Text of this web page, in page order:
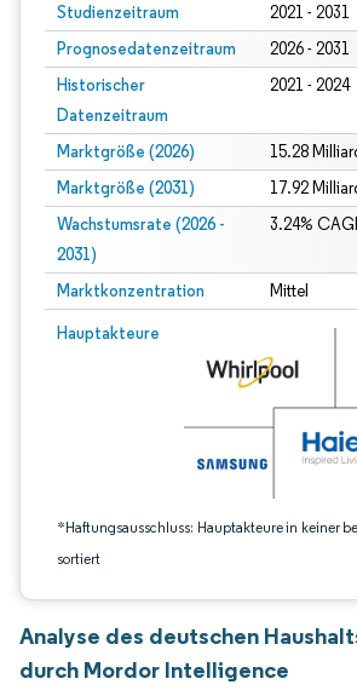
Studienzeitraum 2021 - 2031
Prognosedatenzeitraum 2026 - 2031
Historischer
Datenzeitraum
2021 - 2024
Marktgröße (2026) 15.28
Marktgröße (2031) 17.92
Wachstumsrate (2026 -
2031)
3.24%
Marktkonzentration Mittel
Hauptakteure
*Haftungsausschluss: Hauptakteure in keiner
sortiert
Bild © Mordor Intelligence. Wiederverwendung
Analyse des deutschen
durch Mordor Intelligence